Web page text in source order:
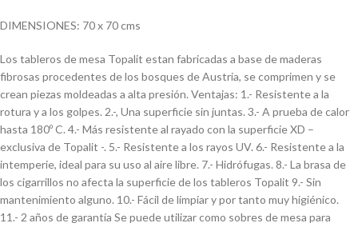
DIMENSIONES: 70 x 70 cms
Los tableros de mesa Topalit estan fabricadas a base de maderas
fibrosas procedentes de los bosques de Austria, se comprimen y se
crean piezas moldeadas a alta presión. Ventajas: 1.- Resistente a la
rotura y a los golpes. 2.-, Una superficie sin juntas. 3.- A prueba de calor
hasta 180º C. 4.- Más resistente al rayado con la superficie XD –
exclusiva de Topalit -. 5.- Resistente a los rayos UV. 6.- Resistente a la
intemperie, ideal para su uso al aire libre. 7.- Hidrófugas. 8.- La brasa de
los cigarrillos no afecta la superficie de los tableros Topalit 9.- Sin
mantenimiento alguno. 10.- Fácil de limpiar y por tanto muy higiénico.
11.- 2 años de garantía Se puede utilizar como sobres de mesa para